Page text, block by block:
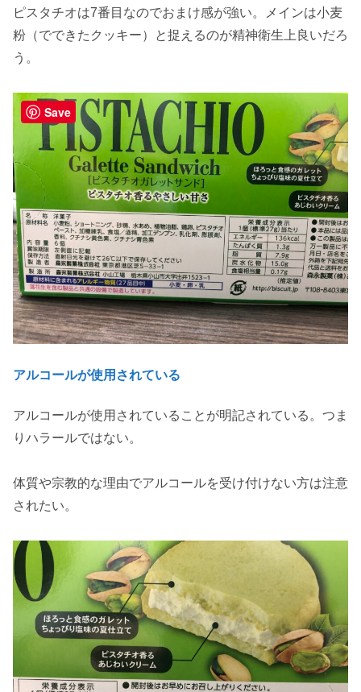
ピスタチオは7番目なのでおまけ感が強い。メインは小麦
粉（でできたクッキー）と捉えるのが精神衛生上良いだろ
う。
アルコールが使用されている
アルコールが使用されていることが明記されている。つま
りハラールではない。
体質や宗教的な理由でアルコールを受け付けない方は注意
されたい。
Save